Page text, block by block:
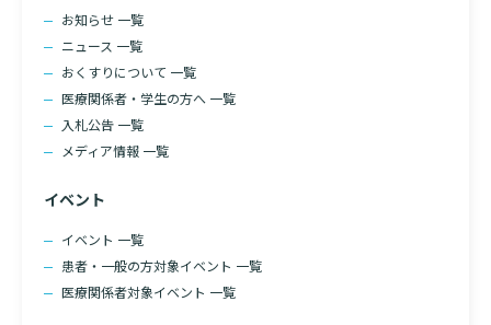
研究・業績
特長
東部病院の特長
広報誌「とーぶたいむ」
ご面会について
ご来院にあたって
交通アクセス
フロアマップ
院内施設のご案内
連携登録医療機関一覧
訪問看護指示書について
医療関係者向け講習・研修
当院退職後のカルテ閲覧手続きについて
当院退職後のカルテ閲覧手続き
臨床研究センターのご紹介
クラウドファンディング
お知らせ 一覧
ニュース 一覧
おくすりについて 一覧
医療関係者・学生の方へ 一覧
入札公告 一覧
メディア情報 一覧
イベント
イベント 一覧
患者・一般の方対象イベント 一覧
医療関係者対象イベント 一覧